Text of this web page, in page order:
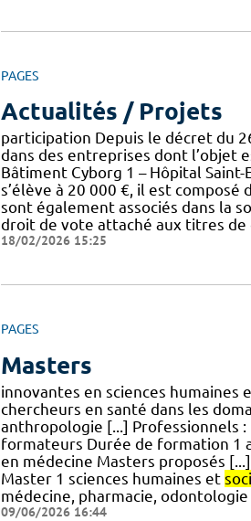
PAGES
Actualités / Projets
participation Depuis le décret du
dans des entreprises dont l’objet
Bâtiment Cyborg 1 – Hôpital
s’élève à 20 000 €, il est composé
sont également associés dans la
droit de vote attaché aux titres de
18/02/2026 15:25
PAGES
Masters
innovantes en sciences humaines
chercheurs en santé dans les
anthropologie [...] Professionnels
formateurs Durée de formation 1
en médecine Masters proposés
Master 1 sciences humaines et
médecine, pharmacie, odontologie
09/06/2026 16:44